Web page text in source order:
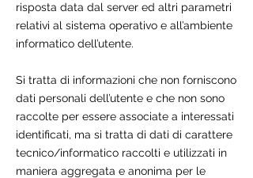
risposta data dal server ed altri parametri
relativi al sistema operativo e all’ambiente
informatico dell’utente.
Si tratta di informazioni che non forniscono
dati personali dell’utente e che non sono
raccolte per essere associate a interessati
identificati, ma si tratta di dati di carattere
tecnico/informatico raccolti e utilizzati in
maniera aggregata e anonima per le